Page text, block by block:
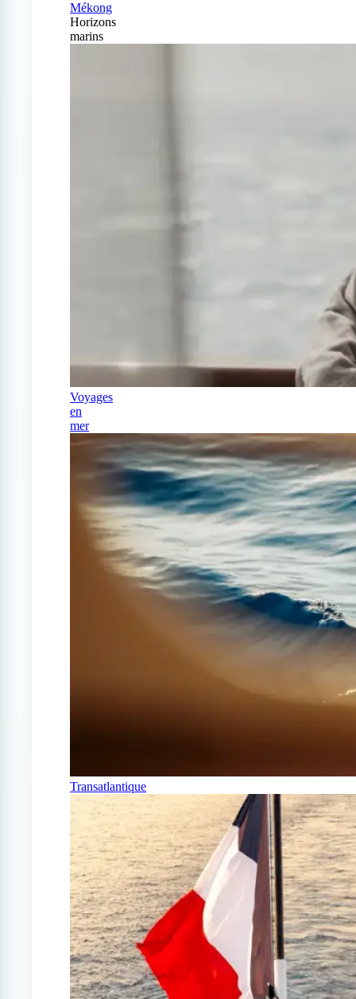
Mékong
Horizons
marins
Voyages
en
mer
Transatlantique